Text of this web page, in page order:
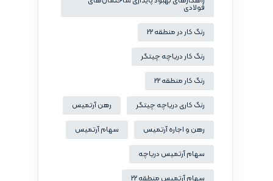
فولادی
رنگ کار در منطقه 22
رنگ کار دریاچه چیتگر
رنگ کار منطقه 22
رنگ کاری دریاچه چیتگر رهن آرتمیس
رهن و اجاره آرتمیس سهام آرتمیس
سهام آرتمیس دریاچه
سهام آرتمیس منطقه 22